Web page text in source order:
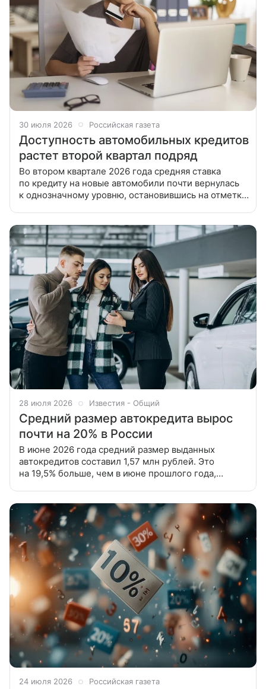
30 июля 2026 Российская газета
Доступность автомобильных кредитов
растет второй квартал подряд
Во втором квартале 2026 года средняя ставка
по кредиту на новые автомобили почти вернулась
к однозначному уровню, остановившись на отметке
28 июля 2026 Известия - Общий
Средний размер автокредита вырос
почти на 20% в России
В июне 2026 года средний размер выданных
автокредитов составил 1,57 млн рублей. Это
на 19,5% больше, чем в июне прошлого года,
24 июля 2026 Российская газета